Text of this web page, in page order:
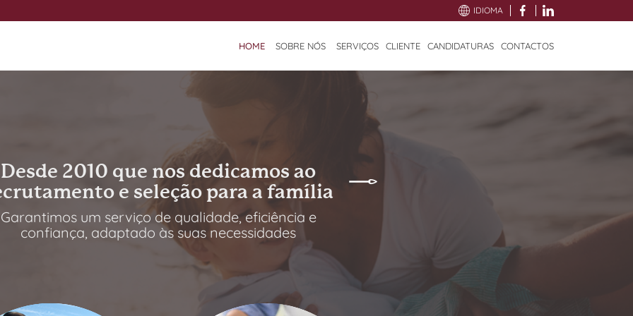
IDIOMA
HOME SOBRE NÓS SERVIÇOS CLIENTE CANDIDATURAS CONTACTOS
Desde 2010 que nos dedicamos ao
e seleção para a família
Garantimos um serviço de qualidade, eficiência e
confiança, adaptado às suas necessidades